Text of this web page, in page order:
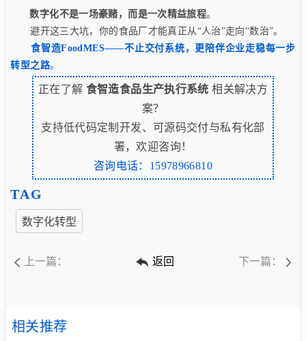
数字化不是一场豪赌，而是一次精益旅程。
避开这三大坑，你的食品厂才能真正从“人治”走向“数治”。
食智造FoodMES——不止交付系统，更陪伴企业走稳每一步
转型之路。
正在了解 食智造食品生产执行系统 相关解决方
案？
支持低代码定制开发、可源码交付与私有化部
署，欢迎咨询！
咨询电话：15978966810
TAG
数字化转型
上一篇： 返回 下一篇：
相关推荐